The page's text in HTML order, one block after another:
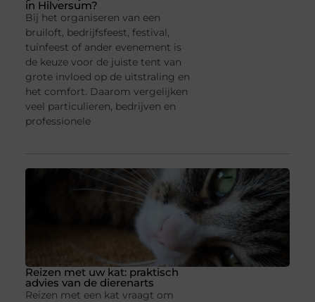
in Hilversum?
Bij het organiseren van een
bruiloft, bedrijfsfeest, festival,
tuinfeest of ander evenement is
de keuze voor de juiste tent van
grote invloed op de uitstraling en
het comfort. Daarom vergelijken
veel particulieren, bedrijven en
professionele
Reizen met uw kat: praktisch
advies van de dierenarts
Reizen met een kat vraagt om